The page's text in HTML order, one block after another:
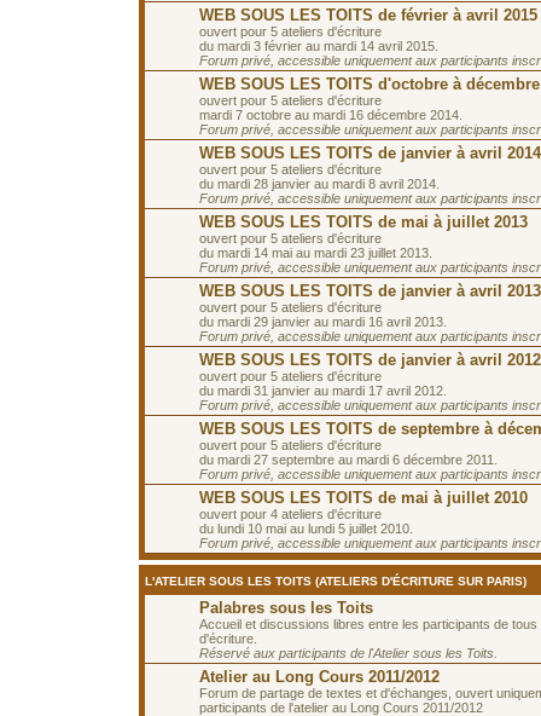
WEB SOUS LES TOITS de février à avril 2015
ouvert pour 5 ateliers d'écriture
du mardi 3 février au mardi 14 avril 2015.
Forum privé, accessible uniquement aux participants
WEB SOUS LES TOITS d'octobre à décembre
ouvert pour 5 ateliers d'écriture
mardi 7 octobre au mardi 16 décembre 2014.
Forum privé, accessible uniquement aux participants
WEB SOUS LES TOITS de janvier à avril 2014
ouvert pour 5 ateliers d'écriture
du mardi 28 janvier au mardi 8 avril 2014.
Forum privé, accessible uniquement aux participants
WEB SOUS LES TOITS de mai à juillet 2013
ouvert pour 5 ateliers d'écriture
du mardi 14 mai au mardi 23 juillet 2013.
Forum privé, accessible uniquement aux participants
WEB SOUS LES TOITS de janvier à avril 2013
ouvert pour 5 ateliers d'écriture
du mardi 29 janvier au mardi 16 avril 2013.
Forum privé, accessible uniquement aux participants
WEB SOUS LES TOITS de janvier à avril 2012
ouvert pour 5 ateliers d'écriture
du mardi 31 janvier au mardi 17 avril 2012.
Forum privé, accessible uniquement aux participants
WEB SOUS LES TOITS de septembre à
ouvert pour 5 ateliers d'écriture
du mardi 27 septembre au mardi 6 décembre 2011.
Forum privé, accessible uniquement aux participants
WEB SOUS LES TOITS de mai à juillet 2010
ouvert pour 4 ateliers d'écriture
du lundi 10 mai au lundi 5 juillet 2010.
Forum privé, accessible uniquement aux participants
L'ATELIER SOUS LES TOITS (ATELIERS D'ÉCRITURE SUR PARIS)
Palabres sous les Toits
Accueil et discussions libres entre les participants de tous
d'écriture.
Réservé aux participants de l'Atelier sous les Toits.
Atelier au Long Cours 2011/2012
Forum de partage de textes et d'échanges, ouvert
participants de l'atelier au Long Cours 2011/2012